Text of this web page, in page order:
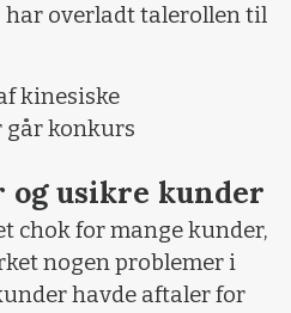
har overladt talerollen til
kinesiske
konkurs
usikre kunder
chok for mange kunder,
nogen problemer i
havde aftaler for